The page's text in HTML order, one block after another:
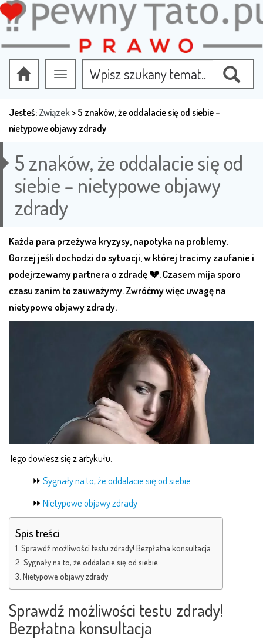
Przełącz
nawigację
Jesteś: Związek > 5 znaków, że oddalacie się od siebie –
nietypowe objawy zdrady
5 znaków, że oddalacie się od
siebie – nietypowe objawy
zdrady
Każda para przeżywa kryzysy, napotyka na problemy.
Gorzej jeśli dochodzi do sytuacji, w której tracimy zaufanie i
podejrzewamy partnera o zdradę 💔. Czasem mija sporo
czasu zanim to zauważymy. Zwróćmy więc uwagę na
nietypowe objawy zdrady.
Tego dowiesz się z artykułu:
⏩ Sygnały na to, że oddalacie się od siebie
⏩ Nietypowe objawy zdrady
Spis treści
Sprawdź możliwości testu zdrady! Bezpłatna konsultacja
Sygnały na to, że oddalacie się od siebie
Nietypowe objawy zdrady
Sprawdź możliwości testu zdrady!
Bezpłatna konsultacja